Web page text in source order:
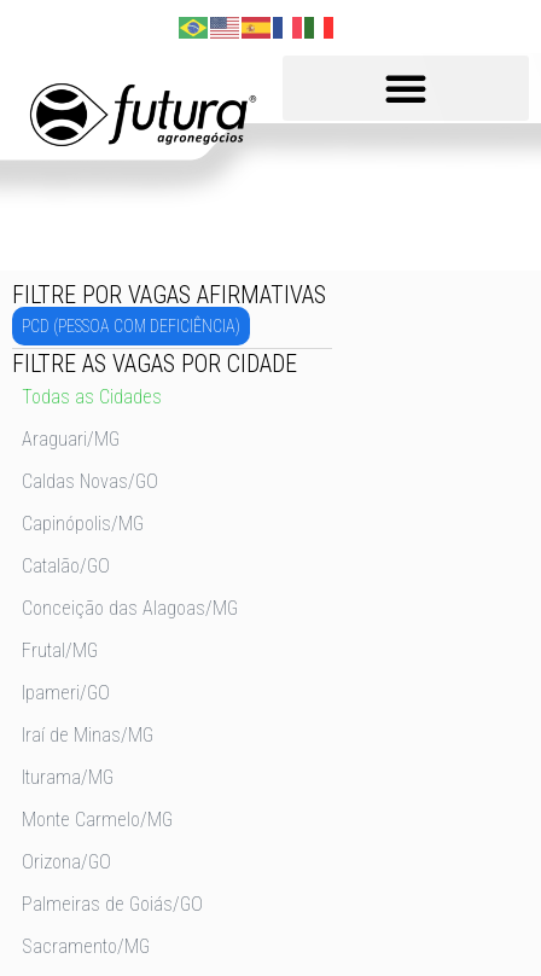
FILTRE POR VAGAS AFIRMATIVAS
PCD (PESSOA COM DEFICIÊNCIA)
FILTRE AS VAGAS POR CIDADE
Araguari/MG
Caldas Novas/GO
Capinópolis/MG
Catalão/GO
Conceição das Alagoas/MG
Frutal/MG
Ipameri/GO
Iraí de Minas/MG
Iturama/MG
Monte Carmelo/MG
Orizona/GO
Palmeiras de Goiás/GO
Sacramento/MG
Todas as Cidades